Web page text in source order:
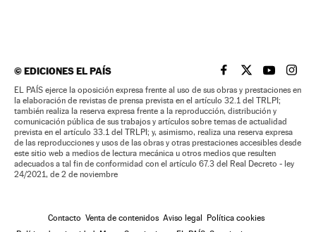
©EDICIONES EL PAÍS EL PAÍS BRASIL EN
EL PAÍSEL PAÍS
EL
EL PAÍS ejerce la oposición expresa frente al uso de sus obras y prestaciones en
la elaboración de revistas de prensa prevista en el artículo 32.1 del TRLPI;
también realiza la reserva expresa frente a la reproducción, distribución y
comunicación pública de sus trabajos y artículos sobre temas de actualidad
prevista en el artículo 33.1 del TRLPI; y, asimismo, realiza una reserva expresa
de las reproducciones y usos de las obras y otras prestaciones accesibles desde
este sitio web a medios de lectura mecánica u otros medios que resulten
adecuados a tal fin de conformidad con el artículo 67.3 del Real Decreto - ley
24/2021, de 2 de noviembre
Contacto Venta de contenidos Aviso legal Política cookies